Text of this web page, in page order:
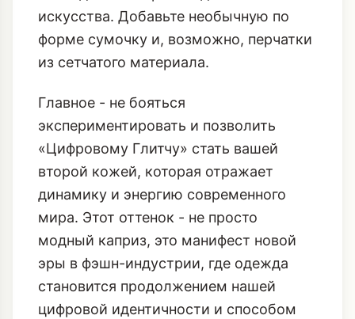
искусства. Добавьте необычную по
форме сумочку и, возможно, перчатки
из сетчатого материала.
Главное - не бояться
экспериментировать и позволить
«Цифровому Глитчу» стать вашей
второй кожей, которая отражает
динамику и энергию современного
мира. Этот оттенок - не просто
модный каприз, это манифест новой
эры в фэшн-индустрии, где одежда
становится продолжением нашей
цифровой идентичности и способом